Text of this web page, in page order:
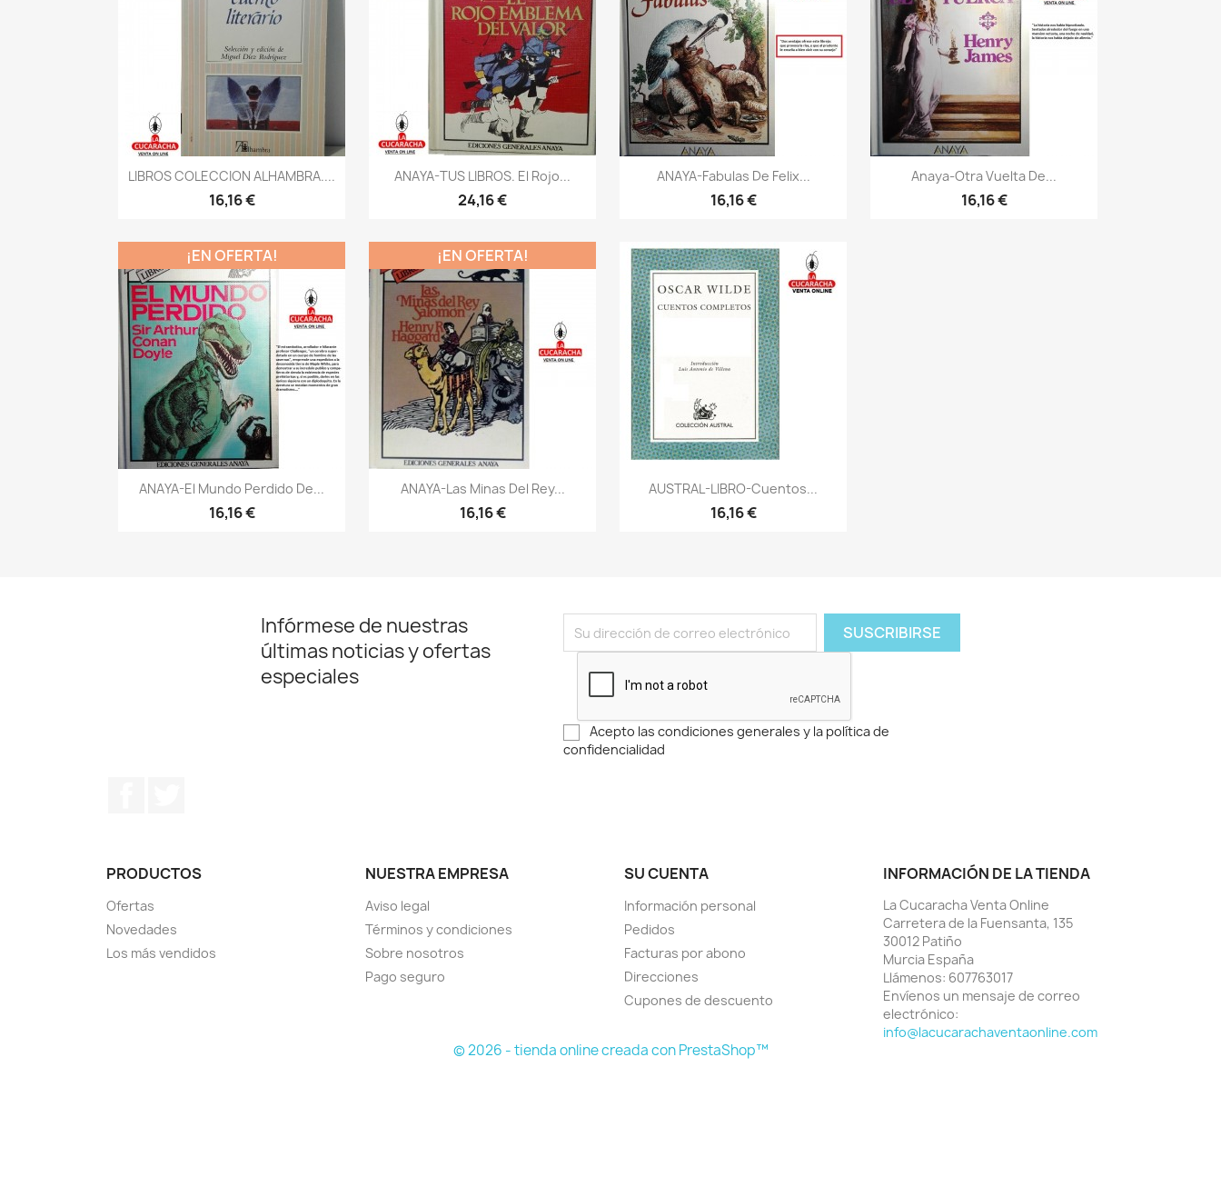
LIBROS COLECCION ALHAMBRA....
16,16 €
Vista rápida ANAYA-TUS LIBROS. El Rojo...
24,16 €
Vista rápida ANAYA-Fabulas De Felix...
16,16 €
Vista rápida Anaya-Otra Vuelta De...
16,16 €
Vista rápida
ANAYA-El Mundo Perdido De...
16,16 €
¡EN OFERTA!
Vista rápida ANAYA-Las Minas Del Rey...
16,16 €
¡EN OFERTA!
Vista rápida AUSTRAL-LIBRO-Cuentos...
16,16 €
Vista rápida
Infórmese de nuestras
últimas noticias y ofertas
especiales
Acepto las condiciones generales y la política de
confidencialidad
PRODUCTOS
Ofertas
Novedades
Los más vendidos
NUESTRA EMPRESA
Aviso legal
Términos y condiciones
Sobre nosotros
Pago seguro
SU CUENTA
Información personal
Pedidos
Facturas por abono
Direcciones
Cupones de descuento
INFORMACIÓN DE LA TIENDA
La Cucaracha Venta Online
Carretera de la Fuensanta, 135
30012 Patiño
Murcia España
Llámenos: 607763017
Envíenos un mensaje de correo
electrónico:
info@lacucarachaventaonline.com
© 2026 - tienda online creada con PrestaShop™